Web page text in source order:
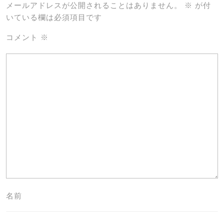
メールアドレスが公開されることはありません。 ※ が付
いている欄は必須項目です
コメント ※
名前